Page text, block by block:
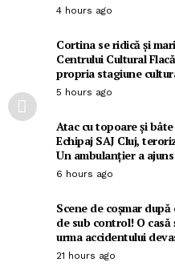
4 hours ago
Cortina se ridică și
Centrului Cultural
propria stagiune
5 hours ago
Atac cu topoare și
Echipaj SAJ Cluj,
Un ambulanțier a
6 hours ago
Scene de coșmar
de sub control! O casă
urma accidentului
21 hours ago